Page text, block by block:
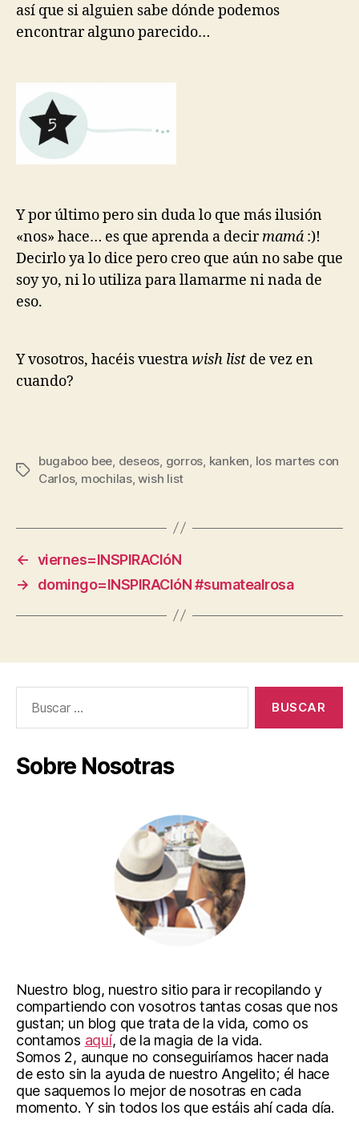
así que si alguien sabe dónde podemos
encontrar alguno parecido…
Y por último pero sin duda lo que más ilusión
«nos» hace… es que aprenda a decirmamá :)!
Decirlo ya lo dice pero creo que aún no sabe que
soy yo, ni lo utiliza para llamarme ni nada de
eso.
Y vosotros, hacéis vuestrawish list de vez en
cuando?
Etiquetas
bugaboo bee, deseos, gorros, kanken, los martes con
Carlos, mochilas,wish list
← viernes=INSPIRACIóN
→
domingo=INSPIRACIóN #sumatealrosa
Sobre Nosotras
Nuestro blog, nuestro sitio para ir recopilando y
compartiendo con vosotros tantas cosas que nos
gustan; un blog que trata de la vida, como os
contamos aquí, de la magia de la vida.
Somos 2, aunque no conseguiríamos hacer nada
de esto sin la ayuda de nuestro Angelito; él hace
que saquemos lo mejor de nosotras en cada
momento. Y sin todos los que estáis ahí cada día.